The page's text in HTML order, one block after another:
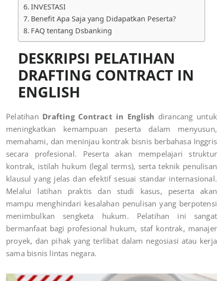
INVESTASI
Benefit Apa Saja yang Didapatkan Peserta?
FAQ tentang Dsbanking
DESKRIPSI PELATIHAN
DRAFTING CONTRACT IN
ENGLISH
Pelatihan Drafting Contract in English dirancang untuk
meningkatkan kemampuan peserta dalam menyusun,
memahami, dan meninjau kontrak bisnis berbahasa Inggris
secara profesional. Peserta akan mempelajari struktur
kontrak, istilah hukum (legal terms), serta teknik penulisan
klausul yang jelas dan efektif sesuai standar internasional.
Melalui latihan praktis dan studi kasus, peserta akan
mampu menghindari kesalahan penulisan yang berpotensi
menimbulkan sengketa hukum. Pelatihan ini sangat
bermanfaat bagi profesional hukum, staf kontrak, manajer
proyek, dan pihak yang terlibat dalam negosiasi atau kerja
sama bisnis lintas negara.